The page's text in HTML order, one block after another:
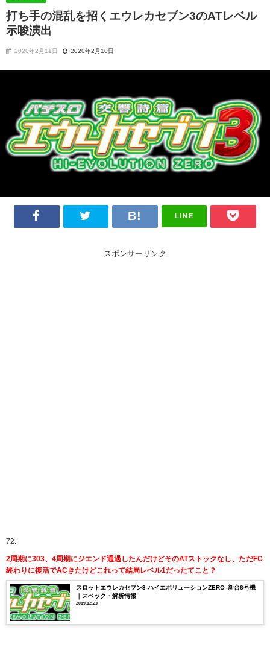
打ち手の混乱を招くエウレカセブン3のATレベル
示唆演出
2020年2月11日 2020年2月10日
LINE
スポンサーリンク
72:
2周期に303、4周期にジエンド通過したんだけどそのATストックなし、ただFC
終わりに復活でACきたけどこれって結局レベル1だったてこと？
スロットエウレカセブン3-ハイエボリューションZERO- 新台6号機
｜スペック・解析情報
2019.12.23